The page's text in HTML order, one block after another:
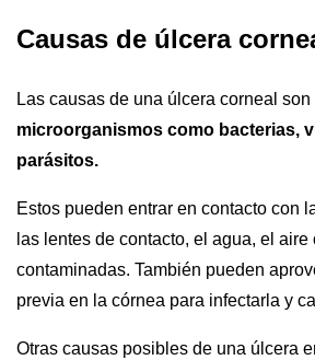
Causas de úlcera
Las causas de una úlcera corneal son
microorganismos como bacterias,
parásitos.
Estos pueden entrar en contacto con
las lentes de contacto, el agua, el aire
contaminadas. También pueden
previa en la córnea para infectarla y
Otras causas posibles de una úlcera